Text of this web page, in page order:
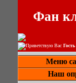
Фан
Приветствую Вас Гость
Меню
Наш